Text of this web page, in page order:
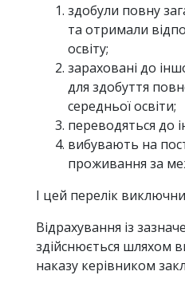
здобули повну
та отримали
освіту;
зараховані до
для здобуття
середньої освіти;
переводяться до
вибувають на
проживання за
І цей перелік
Відрахування із
здійснюється шляхом
наказу керівником